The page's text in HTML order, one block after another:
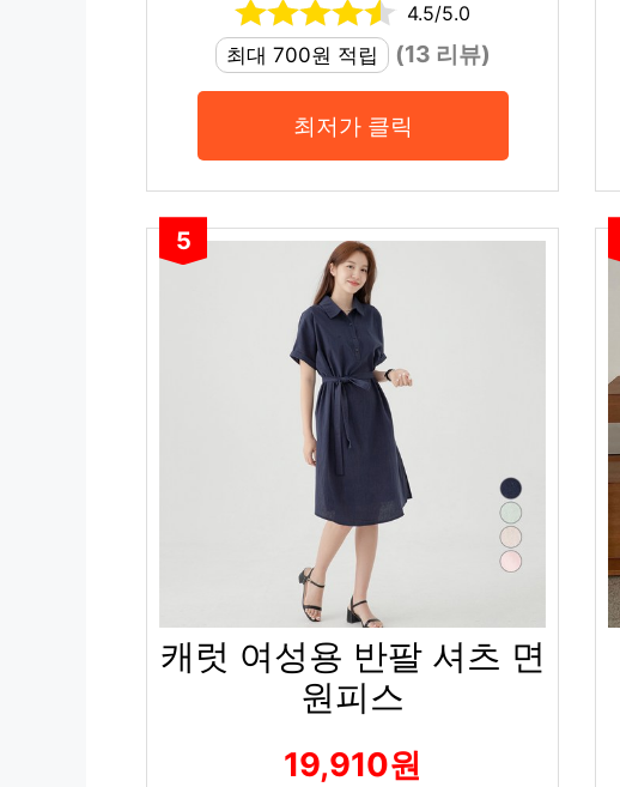
4.5/5.0
최대 700원 적립
(13 리뷰)
최저가 클릭
5
캐럿 여성용 반팔 셔츠 면
원피스
19,910원